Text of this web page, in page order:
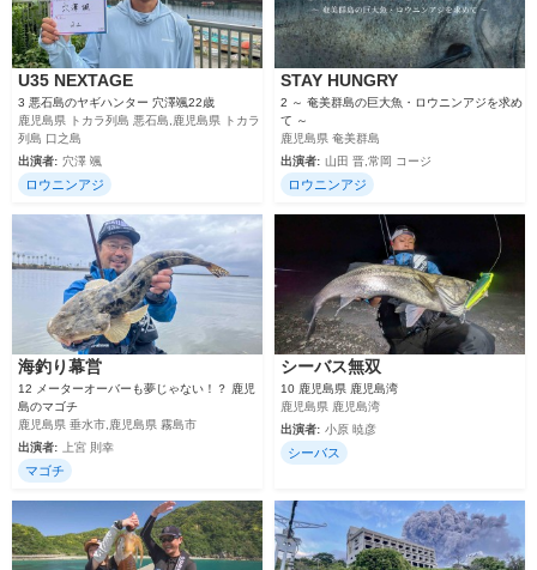
U35 NEXTAGE
3 悪石島のヤギハンター 穴澤颯22歳
鹿児島県 トカラ列島 悪石島,鹿児島県 トカラ
列島 口之島
出演者: 穴澤 颯
ロウニンアジ
STAY HUNGRY
2 ～ 奄美群島の巨大魚・ロウニンアジを求め
て ～
鹿児島県 奄美群島
出演者: 山田 晋,常岡 コージ
ロウニンアジ
海釣り幕営
12 メーターオーバーも夢じゃない！？ 鹿児
島のマゴチ
鹿児島県 垂水市,鹿児島県 霧島市
出演者: 上宮 則幸
マゴチ
シーバス無双
10 鹿児島県 鹿児島湾
鹿児島県 鹿児島湾
出演者: 小原 暁彦
シーバス